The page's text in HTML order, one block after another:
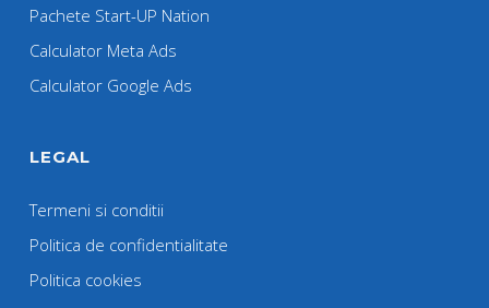
Pachete Start-UP Nation
Calculator Meta Ads
Calculator Google Ads
LEGAL
Termeni si conditii
Politica de confidentialitate
Politica cookies